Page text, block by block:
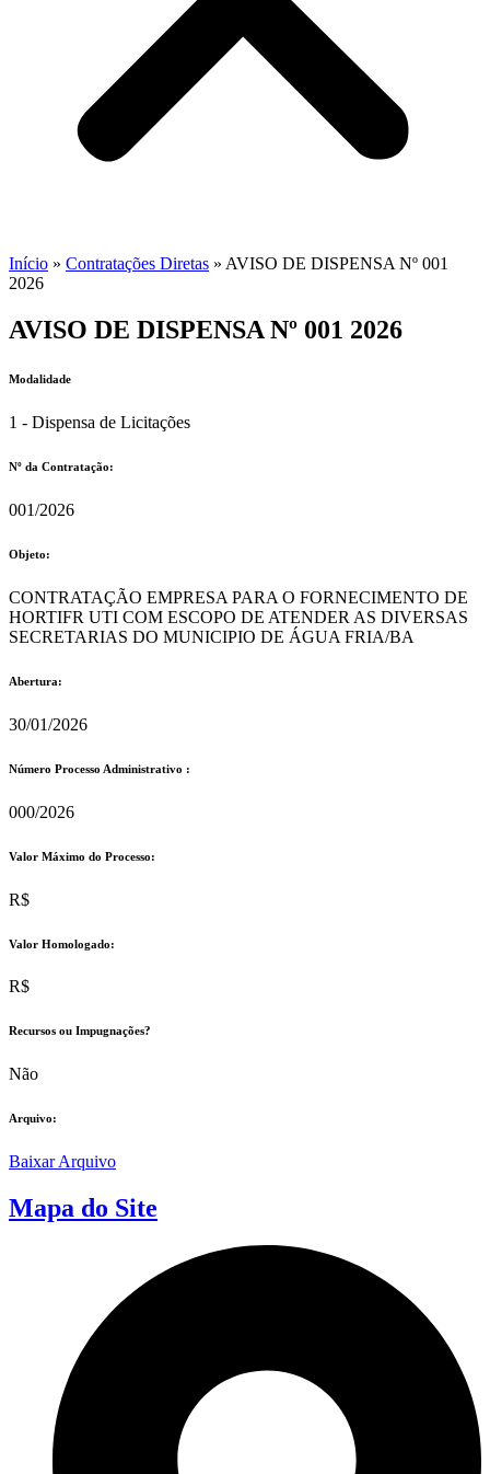
Início » Contratações Diretas » AVISO DE DISPENSA Nº 001
2026
AVISO DE DISPENSA Nº 001 2026
Modalidade
1 - Dispensa de Licitações
Nº da Contratação:
001/2026
Objeto:
CONTRATAÇÃO EMPRESA PARA O FORNECIMENTO DE
HORTIFR UTI COM ESCOPO DE ATENDER AS DIVERSAS
SECRETARIAS DO MUNICIPIO DE ÁGUA FRIA/BA
Abertura:
30/01/2026
Número Processo Administrativo :
000/2026
Valor Máximo do Processo: ​
R$
Valor Homologado: ​
R$
Recursos ou Impugnações? ​
Não
Arquivo:
Baixar Arquivo
Mapa do Site